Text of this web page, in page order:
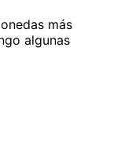
más
algunas